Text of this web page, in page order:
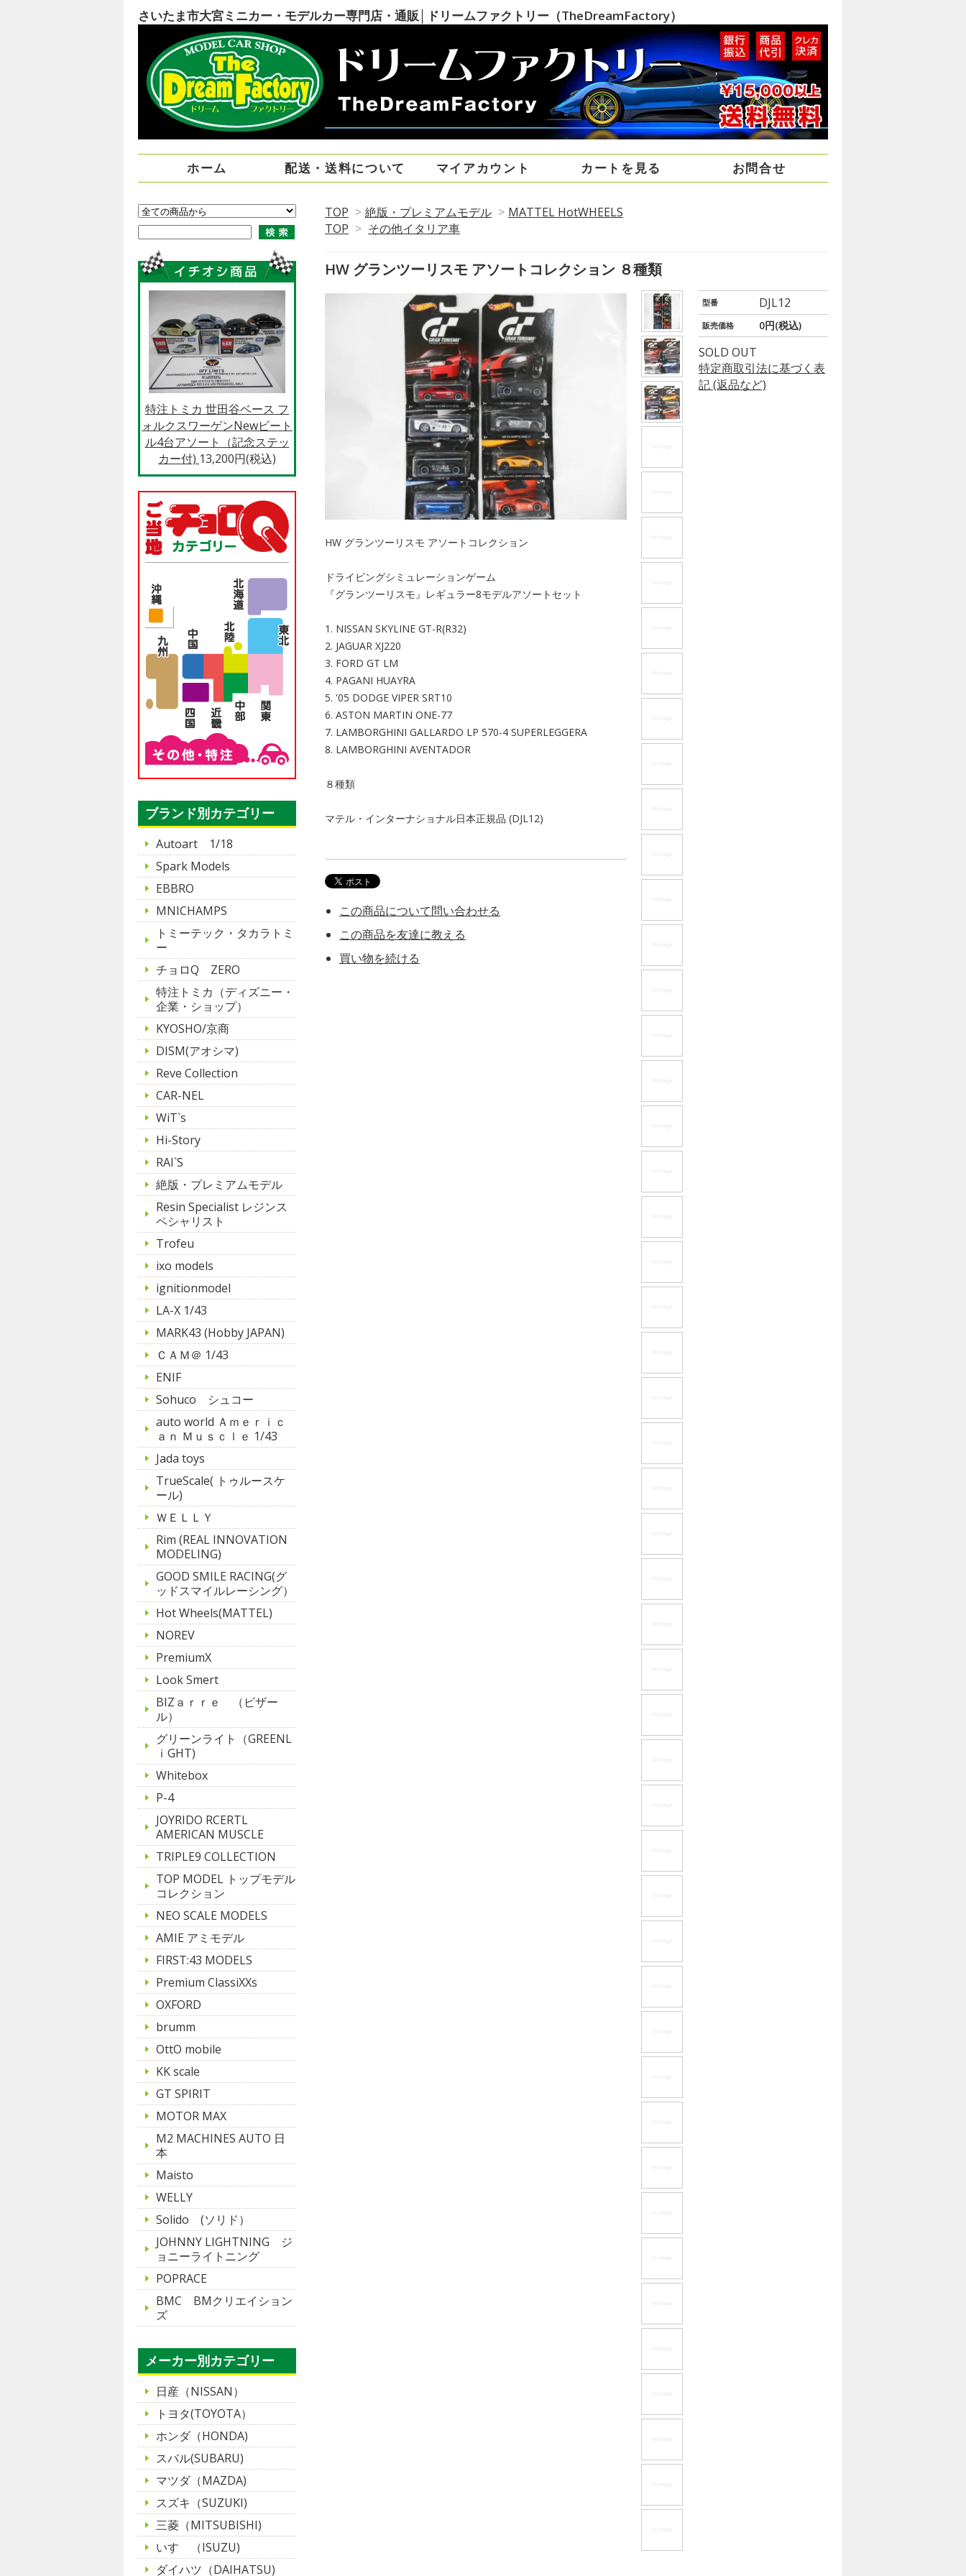
さいたま市大宮ミニカー・モデルカー専門店・通販│ドリームファクトリー（TheDreamFactory）
ホーム 配送・送料について マイアカウント カートを見る お問合せ
TOP > 絶版・プレミアムモデル > MATTEL HotWHEELS
TOP > その他イタリア車
HW グランツーリスモ アソートコレクション ８種類
型番 DJL12
販売価格 0円(税込)
SOLD OUT
特定商取引法に基づく表
記 (返品など)
HW グランツーリスモ アソートコレクション
ドライビングシミュレーションゲーム
『グランツーリスモ』レギュラー8モデルアソートセット
1. NISSAN SKYLINE GT-R(R32)
2. JAGUAR XJ220
3. FORD GT LM
4. PAGANI HUAYRA
5. '05 DODGE VIPER SRT10
6. ASTON MARTIN ONE-77
7. LAMBORGHINI GALLARDO LP 570-4 SUPERLEGGERA
8. LAMBORGHINI AVENTADOR
８種類
マテル・インターナショナル日本正規品 (DJL12)
この商品について問い合わせる
この商品を友達に教える
買い物を続ける
特注トミカ 世田谷ベース フ
ォルクスワーゲンNewビート
ル4台アソート（記念ステッ
カー付) 13,200円(税込)
ブランド別カテゴリー
Autoart 1/18
Spark Models
EBBRO
MNICHAMPS
トミーテック・タカラトミ
ー
チョロQ ZERO
特注トミカ（ディズニー・
企業・ショップ）
KYOSHO/京商
DISM(アオシマ)
Reve Collection
CAR-NEL
WiT`s
Hi-Story
RAI`S
絶版・プレミアムモデル
Resin Specialist レジンス
ペシャリスト
Trofeu
ixo models
ignitionmodel
LA-X 1/43
MARK43 (Hobby JAPAN)
ＣＡＭ＠ 1/43
ENIF
Sohuco シュコー
auto world Ａｍｅｒｉｃ
ａｎ Ｍｕｓｃｌｅ 1/43
Jada toys
TrueScale( トゥルースケ
ール)
ＷＥＬＬＹ
Rim (REAL INNOVATION
MODELING)
GOOD SMILE RACING(グ
ッドスマイルレーシング）
Hot Wheels(MATTEL)
NOREV
PremiumX
Look Smert
BIZａｒｒｅ （ビザー
ル）
グリーンライト（GREENL
ｉGHT)
Whitebox
P-4
JOYRIDO RCERTL
AMERICAN MUSCLE
TRIPLE9 COLLECTION
TOP MODEL トップモデル
コレクション
NEO SCALE MODELS
AMIE アミモデル
FIRST:43 MODELS
Premium ClassiXXs
OXFORD
brumm
OttO mobile
KK scale
GT SPIRIT
MOTOR MAX
M2 MACHINES AUTO 日
本
Maisto
WELLY
Solido (ソリド）
JOHNNY LIGHTNING ジ
ョニーライトニング
POPRACE
BMC BMクリエイション
ズ
メーカー別カテゴリー
日産（NISSAN）
トヨタ(TOYOTA）
ホンダ（HONDA)
スバル(SUBARU)
マツダ（MAZDA)
スズキ（SUZUKI)
三菱（MITSUBISHI)
いすゞ（ISUZU)
ダイハツ（DAIHATSU)